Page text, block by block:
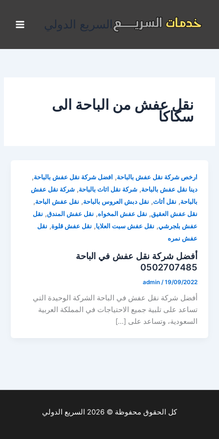
المحتوى
السريع الدولي
نقل عفش من الباحة الى
سكاكا
ارخص شركة نقل عفش بالباحة, افضل شركة نقل عفش بالباحة,
دينا نقل عفش بالباحة,شركة نقل اثاث بالباحة,شركة نقل عفش
بالباحة, نقل أثاث, نقل دبش العروس بالباحة, نقل عفش الباحة,
نقل عفش العقيق, نقل عفش المخواه, نقل عفش المندق, نقل
عفش بلجرشي, نقل عفش سبت العلايا, نقل عفش قلوة, نقل
عفش نمره
أفضل شركة نقل عفش في الباحة
0502707485
admin /19/09/2022
أفضل شركة نقل عفش في الباحة الشركة الوحيدة التي
تساعد على تلبية جميع الاحتياجات في المملكة العربية
السعودية، وتساعد على […]
كل الحقوق محفوظة © 2026 السريع الدولي